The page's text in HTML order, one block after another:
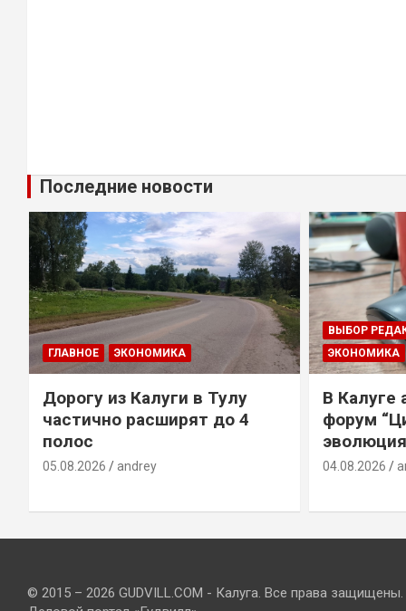
Последние новости
ГЛАВНОЕ ЭКОНОМИКА
Дорогу из Калуги в Тулу
частично расширят до 4
полос
05.08.2026 andrey
ВЫБОР
ЭКОНОМИКА
В Калуге
форум
04.08.2026
© 2015 – 2026 GUDVILL.COM - Калуга. Все права защищены.